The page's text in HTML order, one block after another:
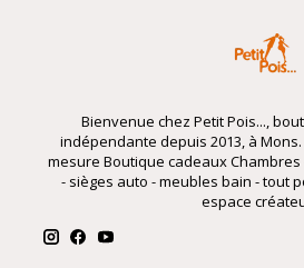
Bienvenue chez Petit Pois...,
indépendante depuis 2013, à
mesure Boutique cadeaux
- sièges auto - meubles bain - tout
espace